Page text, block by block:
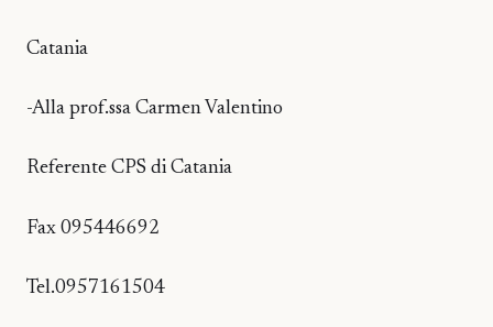
Catania
-Alla prof.ssa Carmen Valentino
Referente CPS di Catania
Fax 095446692
Tel.0957161504